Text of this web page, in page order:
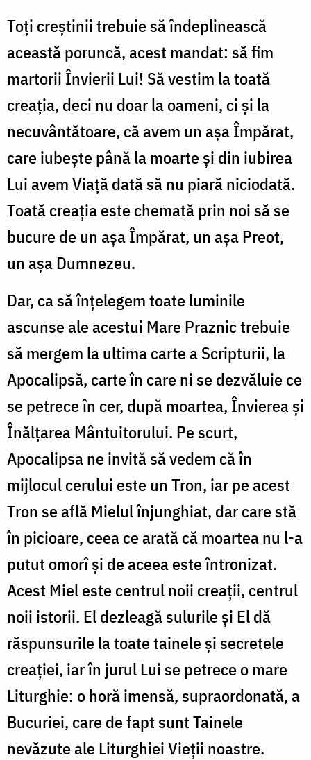
Toți creștinii trebuie să îndeplinească
această poruncă, acest mandat: să fim
martorii Învierii Lui! Să vestim la toată
creația, deci nu doar la oameni, ci și la
necuvântătoare, că avem un așa Împărat,
care iubește până la moarte și din iubirea
Lui avem Viață dată să nu piară niciodată.
Toată creația este chemată prin noi să se
bucure de un așa Împărat, un așa Preot,
un așa Dumnezeu.
Dar, ca să înțelegem toate luminile
ascunse ale acestui Mare Praznic trebuie
să mergem la ultima carte a Scripturii, la
Apocalipsă, carte în care ni se dezvăluie ce
se petrece în cer, după moartea, Învierea și
Înălțarea Mântuitorului. Pe scurt,
Apocalipsa ne invită să vedem că în
mijlocul cerului este un Tron, iar pe acest
Tron se află Mielul înjunghiat, dar care stă
în picioare, ceea ce arată că moartea nu l-a
putut omorî și de aceea este întronizat.
Acest Miel este centrul noii creații, centrul
noii istorii. El dezleagă sulurile și El dă
răspunsurile la toate tainele și secretele
creației, iar în jurul Lui se petrece o mare
Liturghie: o horă imensă, supraordonată, a
Bucuriei, care de fapt sunt Tainele
nevăzute ale Liturghiei Vieții noastre.